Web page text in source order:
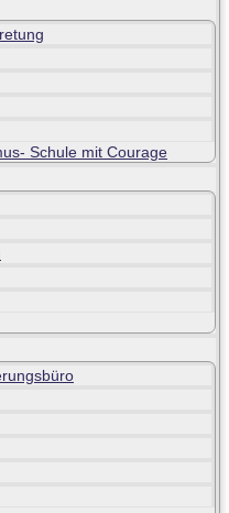
Schule mit Courage